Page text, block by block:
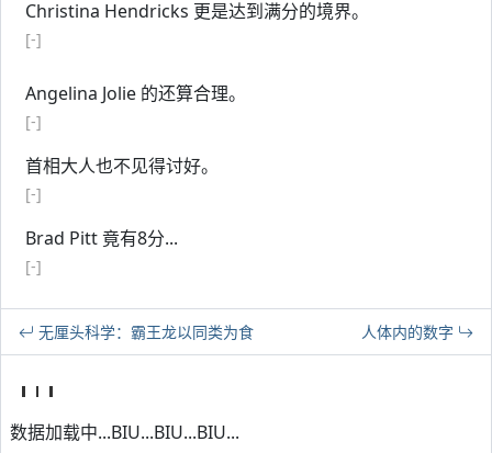
Christina Hendricks 更是达到满分的境界。
[-]
Angelina Jolie 的还算合理。
[-]
首相大人也不见得讨好。
[-]
Brad Pitt 竟有8分...
[-]
无厘头科学：霸王龙以同类为食 人体内的数字
数据加载中...BIU...BIU...BIU...